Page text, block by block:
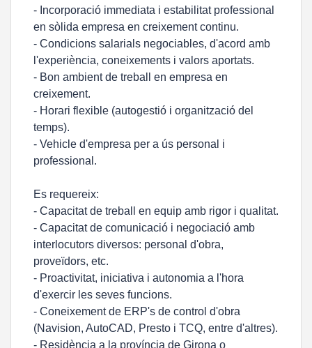
- Incorporació immediata i estabilitat professional
en sòlida empresa en creixement continu.
- Condicions salarials negociables, d'acord amb
l'experiència, coneixements i valors aportats.
- Bon ambient de treball en empresa en
creixement.
- Horari flexible (autogestió i organització del
temps).
- Vehicle d'empresa per a ús personal i
professional.
Es requereix:
- Capacitat de treball en equip amb rigor i qualitat.
- Capacitat de comunicació i negociació amb
interlocutors diversos: personal d'obra,
proveïdors, etc.
- Proactivitat, iniciativa i autonomia a l'hora
d'exercir les seves funcions.
- Coneixement de ERP's de control d'obra
(Navision, AutoCAD, Presto i TCQ, entre d'altres).
- Residència a la província de Girona o